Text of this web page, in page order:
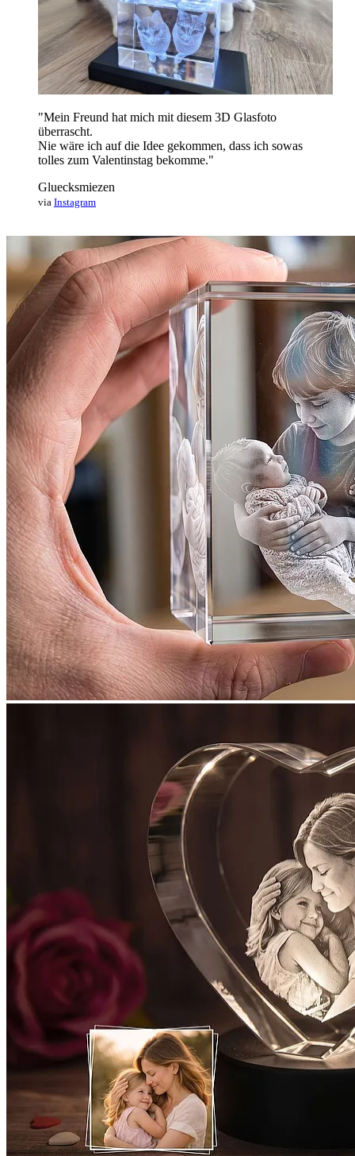
"Mein Freund hat mich mit diesem 3D Glasfoto
überrascht.
Nie wäre ich auf die Idee gekommen, dass ich sowas
tolles zum Valentinstag bekomme."
Gluecksmiezen
via Instagram